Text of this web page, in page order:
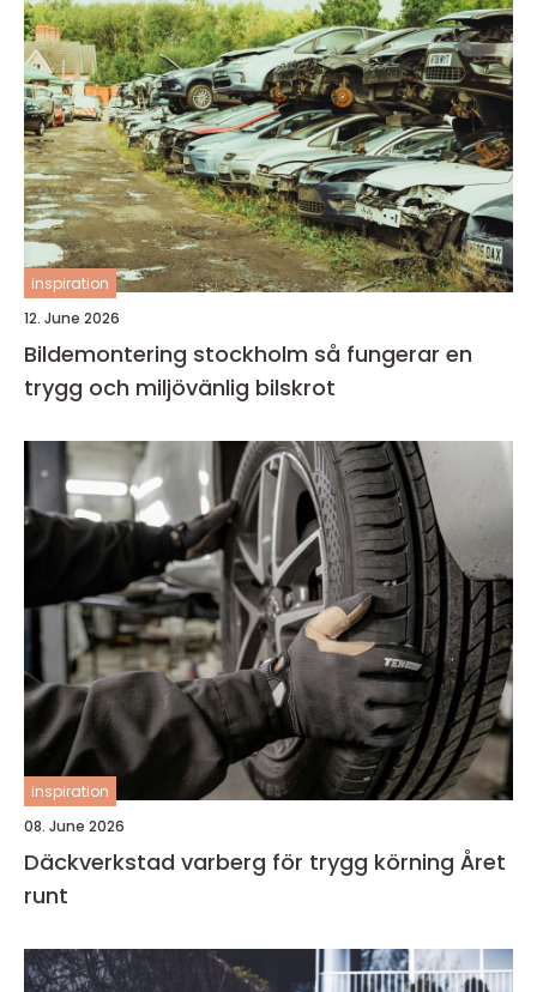
inspiration
12. June 2026
Bildemontering stockholm så fungerar en
trygg och miljövänlig bilskrot
inspiration
08. June 2026
Däckverkstad varberg för trygg körning Året
runt